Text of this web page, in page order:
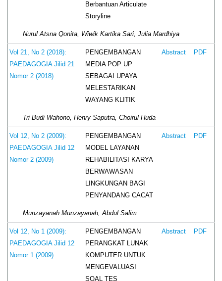
Berbantuan Articulate
Storyline
Nurul Atsna Qonita, Wiwik Kartika Sari, Julia Mardhiya
Vol 21, No 2 (2018):
PAEDAGOGIA Jilid 21
Nomor 2 (2018)
PENGEMBANGAN
MEDIA POP UP
SEBAGAI UPAYA
MELESTARIKAN
WAYANG KLITIK
Abstract PDF
Tri Budi Wahono, Henry Saputra, Choirul Huda
Vol 12, No 2 (2009):
PAEDAGOGIA Jilid 12
Nomor 2 (2009)
PENGEMBANGAN
MODEL LAYANAN
REHABILITASI KARYA
BERWAWASAN
LINGKUNGAN BAGI
PENYANDANG CACAT
Abstract PDF
Munzayanah Munzayanah, Abdul Salim
Vol 12, No 1 (2009):
PAEDAGOGIA Jilid 12
Nomor 1 (2009)
PENGEMBANGAN
PERANGKAT LUNAK
KOMPUTER UNTUK
MENGEVALUASI
SOAL TES
Abstract PDF